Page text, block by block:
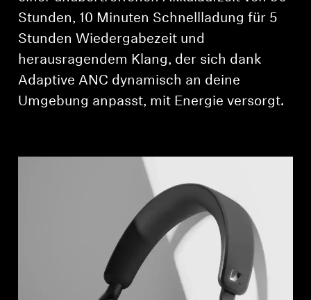
Stunden, 10 Minuten Schnellladung für 5
Stunden Wiedergabezeit und
herausragendem Klang, der sich dank
Adaptive ANC dynamisch an deine
Umgebung anpasst, mit Energie versorgt.